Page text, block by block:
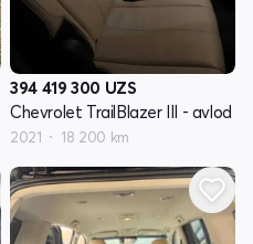
394 419 300 UZS
Chevrolet TrailBlazer III - avlod
2021 18 200 km